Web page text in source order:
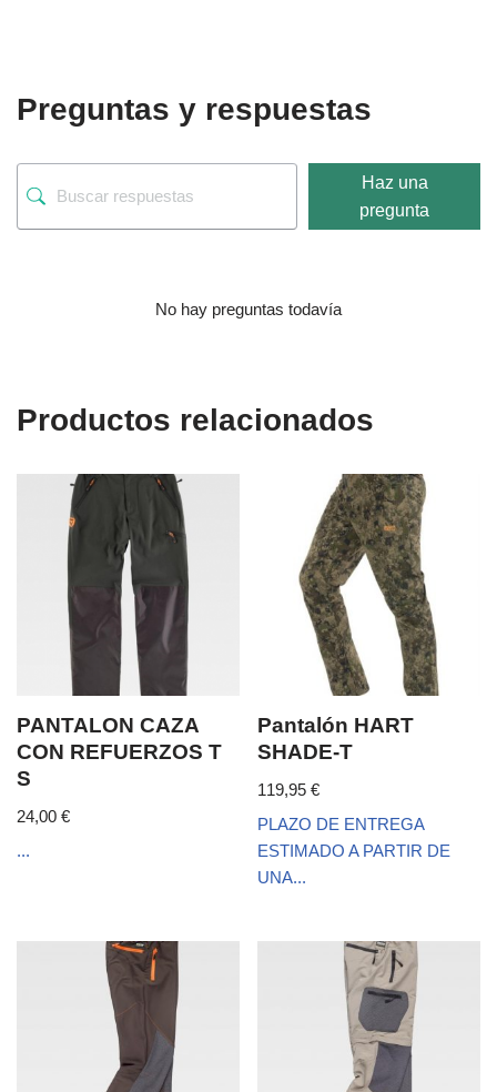
Preguntas y respuestas
Haz una
pregunta
No hay preguntas todavía
Productos relacionados
PANTALON CAZA
CON REFUERZOS T
S
24,00 €
...
Pantalón HART
SHADE-T
119,95€
PLAZO DE ENTREGA
ESTIMADO A PARTIR DE
UNA...